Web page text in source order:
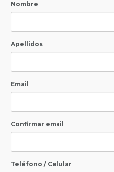
Nombre
Apellidos
Email
Confirmar email
Teléfono / Celular